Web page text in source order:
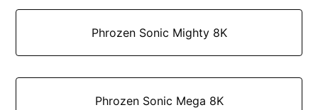
Phrozen Sonic Mighty 8K
Phrozen Sonic Mega 8K